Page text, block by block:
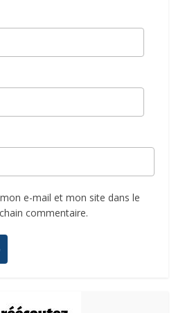
e-mail et mon site dans le
commentaire.